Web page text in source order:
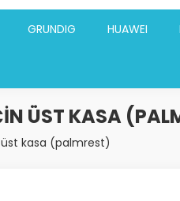
GRUNDIG HUAWEI
ÜST KASA
üst kasa (palmrest)